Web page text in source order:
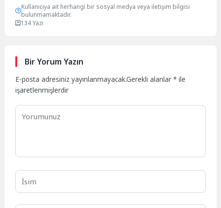
Kullanıcıya ait herhangi bir sosyal medya veya iletişim bilgisi
bulunmamaktadır.
134 Yazı
Bir Yorum Yazın
E-posta adresiniz yayınlanmayacak.Gerekli alanlar* ile
işaretlenmişlerdir